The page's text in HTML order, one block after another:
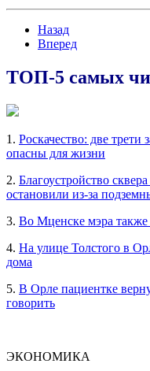
Назад
Вперед
ТОП-5 самых
1. Роскачество: две трети
опасны для жизни
2. Благоустройство
остановили из-за
3. Во Мценске мэра также
4. На улице Толстого в
дома
5. В Орле пациентке
говорить
ЭКОНОМИКА